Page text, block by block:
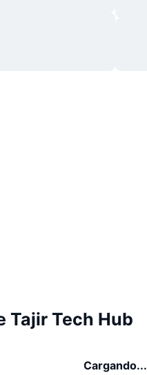
Tajir Tech Hub
Cargando...